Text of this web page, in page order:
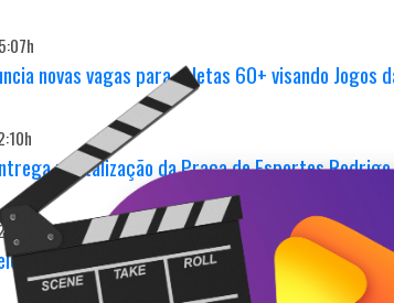
novas vagas para atletas 60+ visando Jogos
revitalização da Praça de Esportes Rodrigo
pentacampeonato nos 68º Jogos